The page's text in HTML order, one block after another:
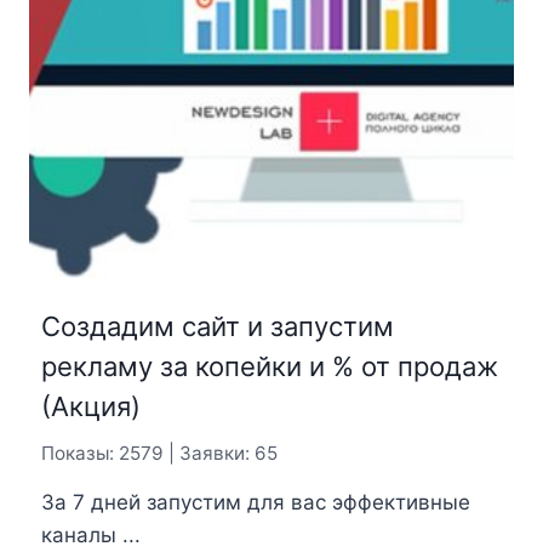
Создадим сайт и запустим
рекламу за копейки и % от продаж
(Акция)
Показы: 2579 | Заявки: 65
За 7 дней запустим для вас эффективные
каналы ...